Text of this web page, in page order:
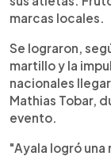
marcas locales.
Se lograron,
martillo y la
nacionales
Mathias Tobar,
evento.
"Ayala logró